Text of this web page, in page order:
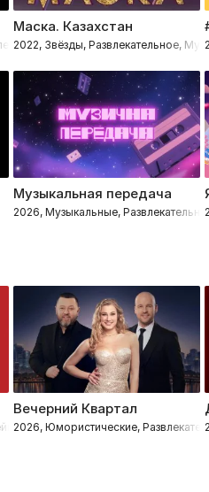
Детектив
Маска. Казахстан
2022, Звёзды, Развлекательное,
Музыкальная передача
2026, Музыкальные,
Вечерний Квартал
2026, Юмористические,